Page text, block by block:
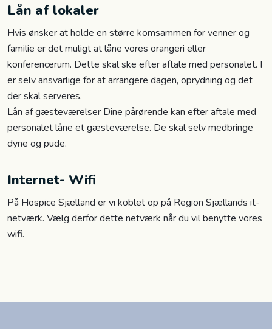
Lån af lokaler
Hvis ønsker at holde en større komsammen for venner og
familie er det muligt at låne vores orangeri eller
konferencerum. Dette skal ske efter aftale med personalet. I
er selv ansvarlige for at arrangere dagen, oprydning og det
der skal serveres.
Lån af gæsteværelser Dine pårørende kan efter aftale med
personalet låne et gæsteværelse. De skal selv medbringe
dyne og pude.
Internet- Wifi
På Hospice Sjælland er vi koblet op på Region Sjællands it-
netværk. Vælg derfor dette netværk når du vil benytte vores
wifi.​